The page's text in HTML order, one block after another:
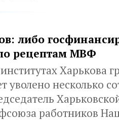
либо
рецептам МВФ
Харькова
уволено несколько
работников